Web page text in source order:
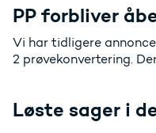
PP forbliver
Vi har tidligere
2 prøvekonvertering.
Løste sager i